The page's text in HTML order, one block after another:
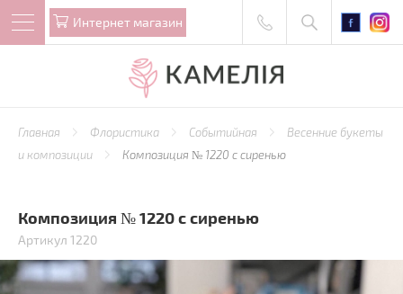
Интернет магазин
Главная Флористика Событийная
Весенние букеты
и композиции
Композиция № 1220 с сиренью
Композиция № 1220 с сиренью
Артикул 1220